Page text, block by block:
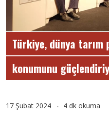
Türkiye, dünya
konumunu
17 Şubat 2024 4 dk okuma